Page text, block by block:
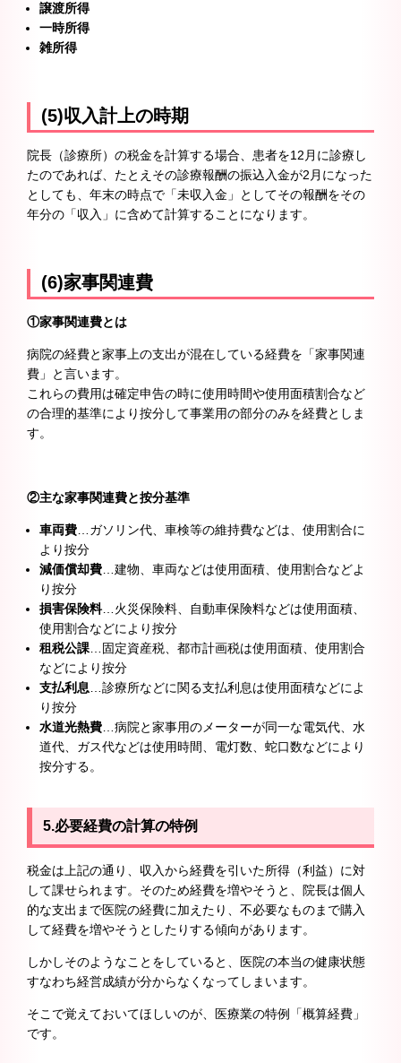
譲渡所得
一時所得
雑所得
(5)収入計上の時期
院長（診療所）の税金を計算する場合、患者を12月に診療し
たのであれば、たとえその診療報酬の振込入金が2月になった
としても、年末の時点で「未収入金」としてその報酬をその
年分の「収入」に含めて計算することになります。
(6)家事関連費
①家事関連費とは
病院の経費と家事上の支出が混在している経費を「家事関連
費」と言います。
これらの費用は確定申告の時に使用時間や使用面積割合など
の合理的基準により按分して事業用の部分のみを経費としま
す。
②主な家事関連費と按分基準
車両費…ガソリン代、車検等の維持費などは、使用割合に
より按分
減価償却費…建物、車両などは使用面積、使用割合などよ
り按分
損害保険料…火災保険料、自動車保険料などは使用面積、
使用割合などにより按分
租税公課…固定資産税、都市計画税は使用面積、使用割合
などにより按分
支払利息…診療所などに関る支払利息は使用面積などによ
り按分
水道光熱費…病院と家事用のメーターが同一な電気代、水
道代、ガス代などは使用時間、電灯数、蛇口数などにより
按分する。
5.必要経費の計算の特例
税金は上記の通り、収入から経費を引いた所得（利益）に対
して課せられます。そのため経費を増やそうと、院長は個人
的な支出まで医院の経費に加えたり、不必要なものまで購入
して経費を増やそうとしたりする傾向があります。
しかしそのようなことをしていると、医院の本当の健康状態
すなわち経営成績が分からなくなってしまいます。
そこで覚えておいてほしいのが、医療業の特例「概算経費」
です。